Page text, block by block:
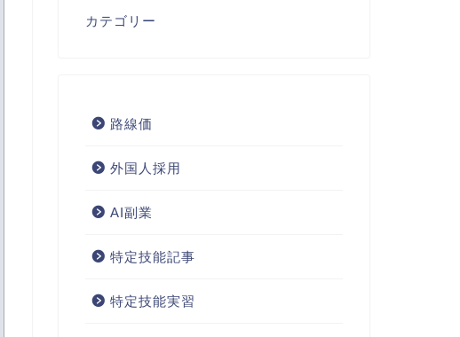
カテゴリー
路線価
外国人採用
AI副業
特定技能記事
特定技能実習